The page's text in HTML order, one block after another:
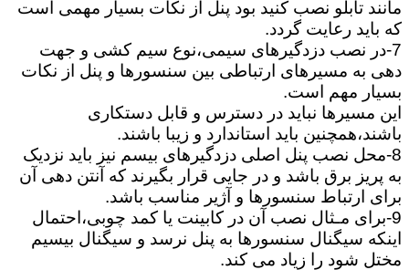
مانند تابلو نصب کنید بود پنل از نکات بسیار مهمی است
که باید رعایت گردد.
7-در نصب دزدگیرهای سیمی،نوع سیم کشی و جهت
دهی به مسیرهای ارتباطی بین سنسورها و پنل از نکات
بسیار مهم است.
این مسیرها نباید در دسترس و قابل دستکاری
باشند،همچنین باید استاندارد و زیبا باشند.
8-محل نصب پنل اصلی دزدگیرهای بیسم نیز باید نزدیک
به پریز برق باشد و در جایی قرار بگیرند که آنتن دهی آن
برای ارتباط سنسورها و آژیر مناسب باشد.
9-برای مـثال نصب آن در کابینت یا کمد چوبی،احتمال
اینکه سیگنال سنسورها به پنل نرسد و سیگنال بیسیم
مختل شود را زیاد می کند.